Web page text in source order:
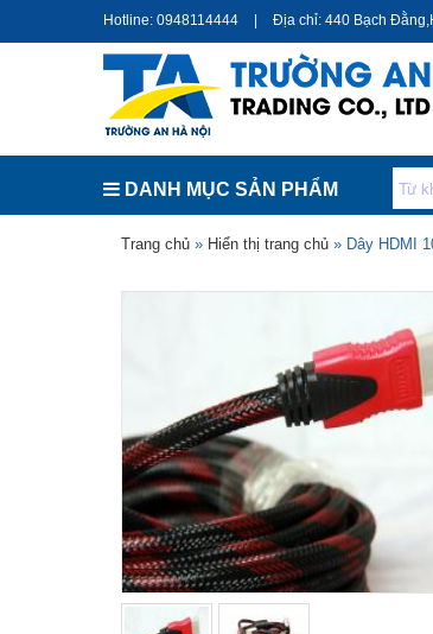
Hotline: 0948114444 Địa chỉ: 440 Bạch
DANH MỤC SẢN PHẨM
Bạn đang ở đây
Trang chủ » Hiển thị trang chủ » Dây HDMI